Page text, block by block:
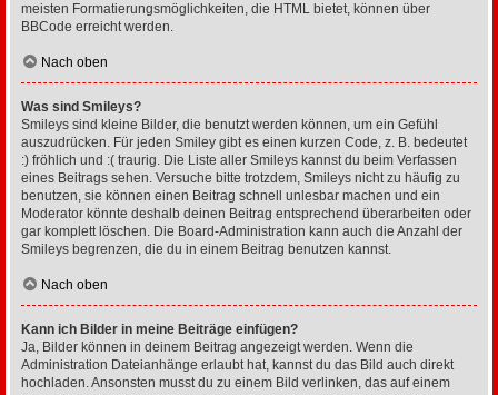
meisten Formatierungsmöglichkeiten, die HTML bietet, können über
BBCode erreicht werden.
Nach oben
Was sind Smileys?
Smileys sind kleine Bilder, die benutzt werden können, um ein Gefühl
auszudrücken. Für jeden Smiley gibt es einen kurzen Code, z. B. bedeutet
:) fröhlich und :( traurig. Die Liste aller Smileys kannst du beim Verfassen
eines Beitrags sehen. Versuche bitte trotzdem, Smileys nicht zu häufig zu
benutzen, sie können einen Beitrag schnell unlesbar machen und ein
Moderator könnte deshalb deinen Beitrag entsprechend überarbeiten oder
gar komplett löschen. Die Board-Administration kann auch die Anzahl der
Smileys begrenzen, die du in einem Beitrag benutzen kannst.
Nach oben
Kann ich Bilder in meine Beiträge einfügen?
Ja, Bilder können in deinem Beitrag angezeigt werden. Wenn die
Administration Dateianhänge erlaubt hat, kannst du das Bild auch direkt
hochladen. Ansonsten musst du zu einem Bild verlinken, das auf einem